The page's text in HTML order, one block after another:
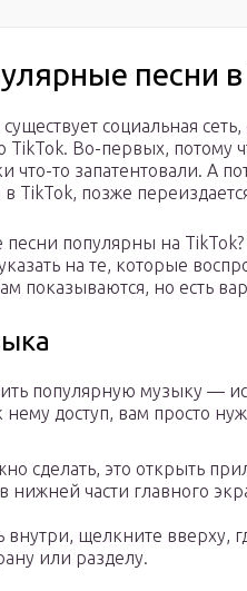
песни
социальная
TikTok. Во-первых, потому
что-то запатентовали. А
TikTok, позже
песни популярны на
на те, которые
показываются, но есть
популярную музыку —
нему доступ, вам просто
сделать, это открыть
нижней части главного
внутри, щелкните вверху,
или разделу.